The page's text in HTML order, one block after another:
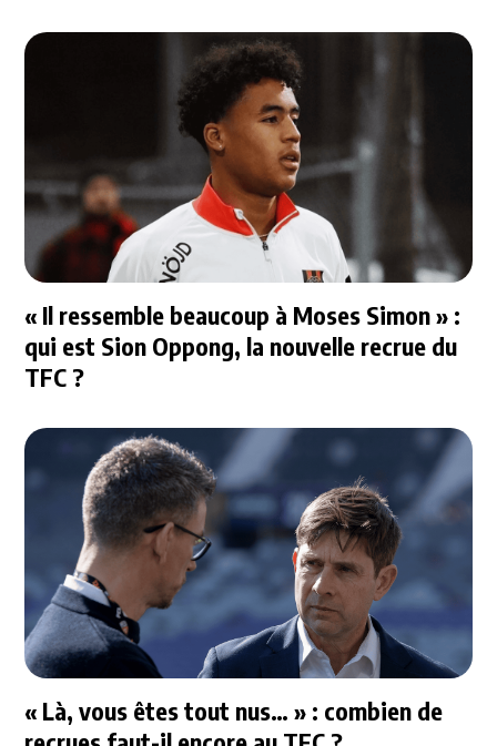
« Il ressemble beaucoup à Moses Simon » :
qui est Sion Oppong, la nouvelle recrue du
TFC ?
« Là, vous êtes tout nus… » : combien de